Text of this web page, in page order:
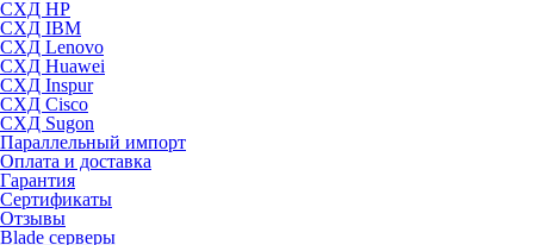
СХД HP
СХД IBM
СХД Lenovo
СХД Huawei
СХД Inspur
СХД Cisco
СХД Sugon
Параллельный импорт
Оплата и доставка
Гарантия
Сертификаты
Отзывы
Blade серверы